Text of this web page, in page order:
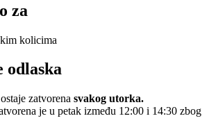
za
kolicima
odlaska
zatvorena svakog utorka.
je u petak između 12:00 i 14:30 zbog